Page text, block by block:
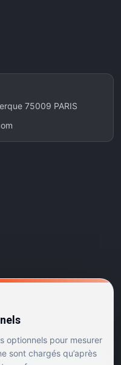
75009 PARIS
optionnels pour mesurer
sont chargés qu’après